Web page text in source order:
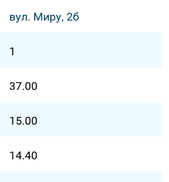
вул. Миру, 2б
1
37.00
15.00
14.40